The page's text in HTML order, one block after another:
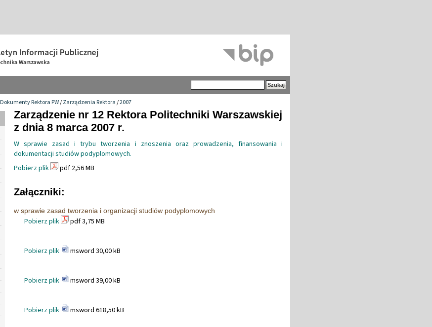
Dokumenty Rektora PW/Zarządzenia Rektora/2007
Zarządzenie nr 12 Rektora Politechniki Warszawskiej
z dnia 8 marca 2007 r.
W sprawie zasad i trybu tworzenia i znoszenia oraz prowadzenia, finansowania i
dokumentacji studiów podyplomowych.
Pobierz plik
pdf 2,56 MB
Załączniki:
w sprawie zasad tworzenia i organizacji studiów podyplomowych
Pobierz plik pdf 3,75 MB
Pobierz plik msword 30,00 kB
Pobierz plik msword 39,00 kB
Pobierz plik msword 618,50 kB